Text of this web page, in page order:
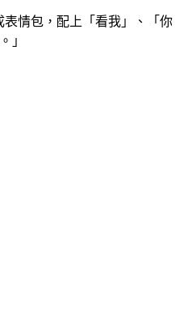
情包，配上「看我」、「你
」